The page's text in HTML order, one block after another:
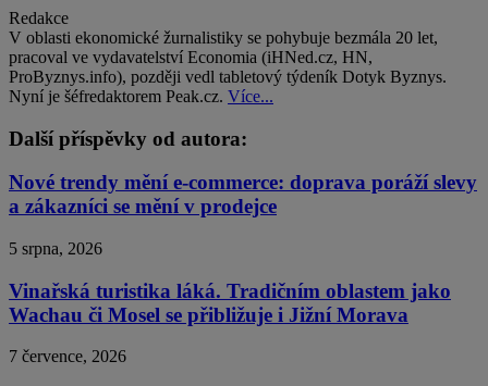
Redakce
V oblasti ekonomické žurnalistiky se pohybuje bezmála 20 let,
pracoval ve vydavatelství Economia (iHNed.cz, HN,
ProByznys.info), později vedl tabletový týdeník Dotyk Byznys.
Nyní je šéfredaktorem Peak.cz. Více...
Další příspěvky od autora:
Nové trendy mění e-commerce: doprava poráží slevy
a zákazníci se mění v prodejce
5 srpna, 2026
Vinařská turistika láká. Tradičním oblastem jako
Wachau či Mosel se přibližuje i Jižní Morava
7 července, 2026